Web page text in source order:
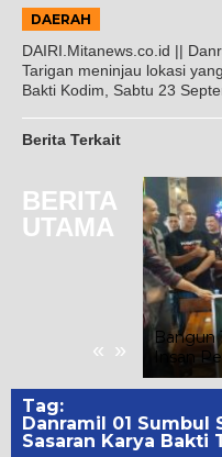
DAERAH
DAIRI.Mitanews.co.id ||
Tarigan meninjau lokasi
Bakti Kodim, Sabtu 23
Berita Terkait
BERITA
UTAMA
« »
Bangun
Insan
Tag:
Danramil 01 Sumbul
Sasaran Karya Bakti